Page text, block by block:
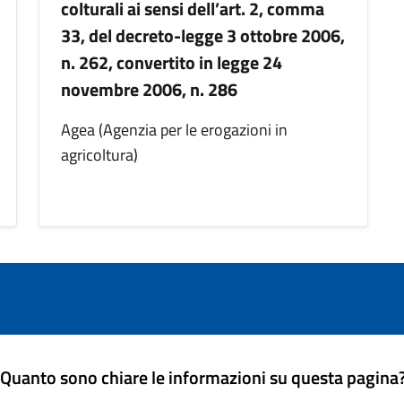
colturali ai sensi dell’art. 2, comma
33, del decreto-legge 3 ottobre 2006,
n. 262, convertito in legge 24
novembre 2006, n. 286
Agea (Agenzia per le erogazioni in
agricoltura)
Quanto sono chiare le informazioni su questa